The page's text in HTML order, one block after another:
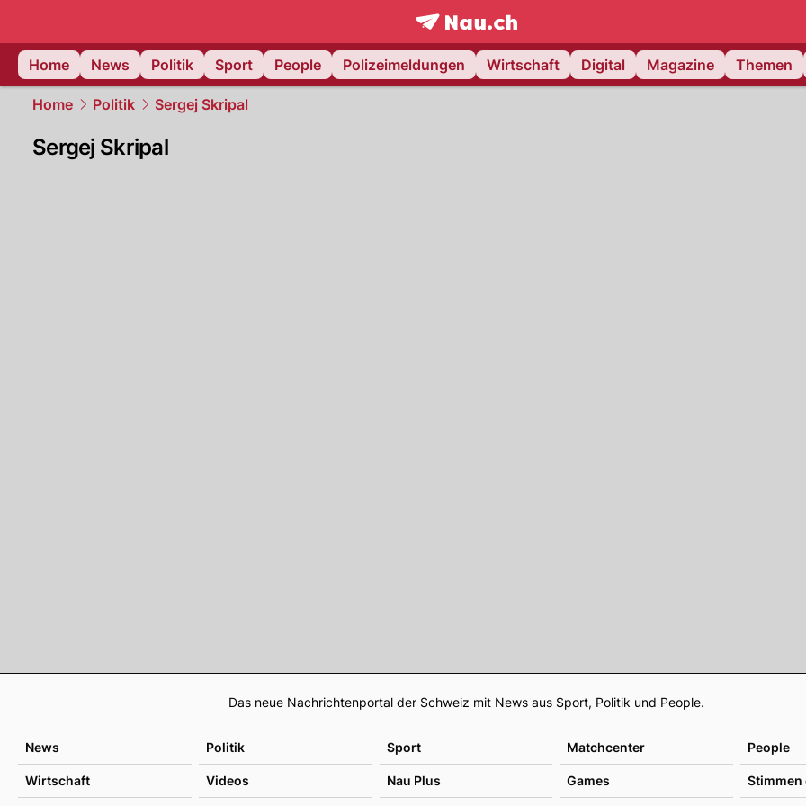
frontpage.NAU.ch
Home
News Politik Sport People Polizeimeldungen Wirtschaft Digital Magazine Themen
Home Politik Sergej Skripal
Sergej Skripal
Footer
Das neue Nachrichtenportal der Schweiz mit News aus Sport, Politik und People.
News Politik Sport Matchcenter People
Wirtschaft Videos Nau Plus Games Stimmen